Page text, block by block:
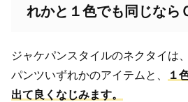
れかと１色でも同じなら
ジャケパンスタイルのネクタイは
パンツいずれかのアイテムと、
１
出て良くなじみます。